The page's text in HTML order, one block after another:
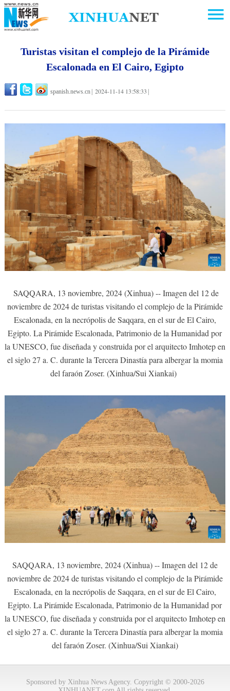
Turistas visitan el complejo de la Pirámide
Escalonada en El Cairo, Egipto
spanish.news.cn 2024-11-14 13:58:33
SAQQARA, 13 noviembre, 2024 (Xinhua) -- Imagen del 12 de
noviembre de 2024 de turistas visitando el complejo de la Pirámide
Escalonada, en la necrópolis de Saqqara, en el sur de El Cairo,
Egipto. La Pirámide Escalonada, Patrimonio de la Humanidad por
la UNESCO, fue diseñada y construida por el arquitecto Imhotep en
el siglo 27 a. C. durante la Tercera Dinastía para albergar la momia
del faraón Zoser. (Xinhua/Sui Xiankai)
SAQQARA, 13 noviembre, 2024 (Xinhua) -- Imagen del 12 de
noviembre de 2024 de turistas visitando el complejo de la Pirámide
Escalonada, en la necrópolis de Saqqara, en el sur de El Cairo,
Egipto. La Pirámide Escalonada, Patrimonio de la Humanidad por
la UNESCO, fue diseñada y construida por el arquitecto Imhotep en
el siglo 27 a. C. durante la Tercera Dinastía para albergar la momia
del faraón Zoser. (Xinhua/Sui Xiankai)
Sponsored by Xinhua News Agency. Copyright © 2000-2026